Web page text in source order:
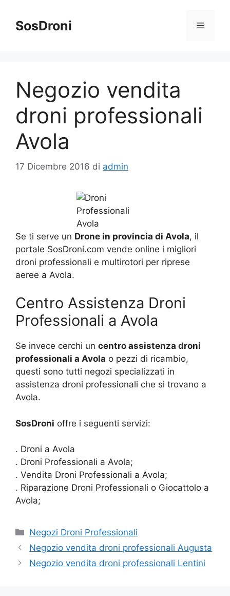
contenuto
SosDroni Menu
Negozio vendita
droni professionali
Avola
17 Dicembre 2016 di admin
Se ti serve un Drone in provincia di Avola, il
portale SosDroni.com vende online i migliori
droni professionali e multirotori per riprese
aeree a Avola.
Centro Assistenza Droni
Professionali a Avola
Se invece cerchi un centro assistenza droni
professionali a Avola o pezzi di ricambio,
questi sono tutti negozi specializzati in
assistenza droni professionali che si trovano a
Avola.
SosDroni offre i seguenti servizi:
. Droni a Avola
. Droni Professionali a Avola;
. Vendita Droni Professionali a Avola;
. Riparazione Droni Professionali o Giocattolo a
Avola;
Categorie
Negozi Droni Professionali
Negozio vendita droni professionali Augusta
Negozio vendita droni professionali Lentini